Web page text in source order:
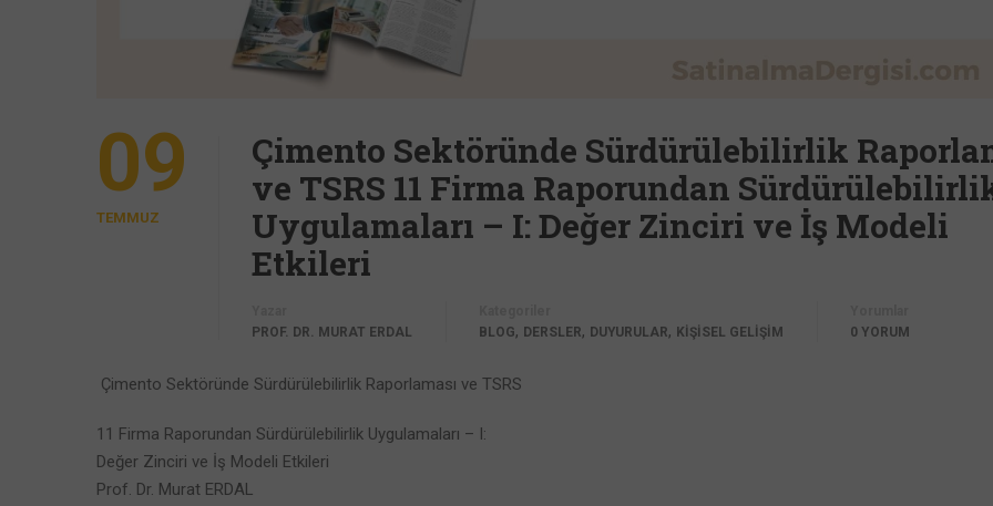
09
TEMMUZ
Çimento Sektöründe Sürdürülebilirlik
ve TSRS 11 Firma Raporundan
Uygulamaları – I: Değer Zinciri ve İş Modeli
Etkileri
PROF. DR. MURAT ERDAL
BLOG, DERSLER, DUYURULAR, KİŞİSEL GELİŞİM
0 YORUM
Çimento Sektöründe Sürdürülebilirlik Raporlaması ve TSRS
11 Firma Raporundan Sürdürülebilirlik Uygulamaları – I:
Değer Zinciri ve İş Modeli Etkileri
Prof. Dr. Murat ERDAL